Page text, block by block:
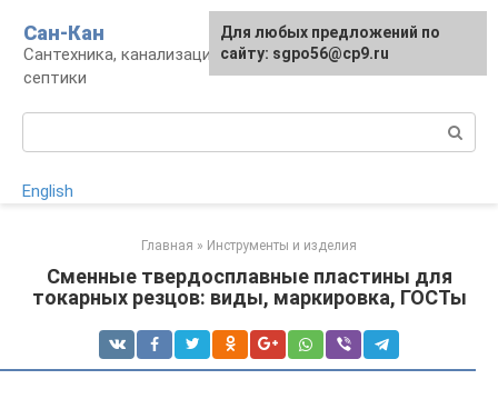
контенту
Сан-Кан
Сантехника, канализация, водопровод,
септики
English
Главная » Инструменты и изделия
Сменные твердосплавные пластины для
токарных резцов: виды, маркировка, ГОСТы
Для любых предложений по
сайту: sgpo56@cp9.ru